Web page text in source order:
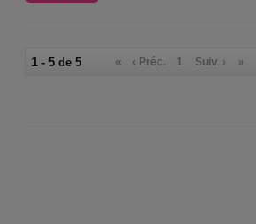
1 - 5 de 5 « ‹ Préc. 1 Suiv. › »